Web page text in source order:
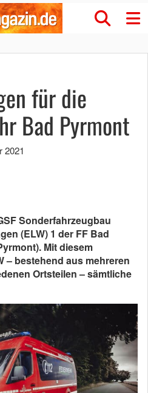
für die
Bad Pyrmont
2021
Sonderfahrzeugbau
(ELW) 1 der FF Bad
Mit diesem
– bestehend aus mehreren
Ortsteilen – sämtliche